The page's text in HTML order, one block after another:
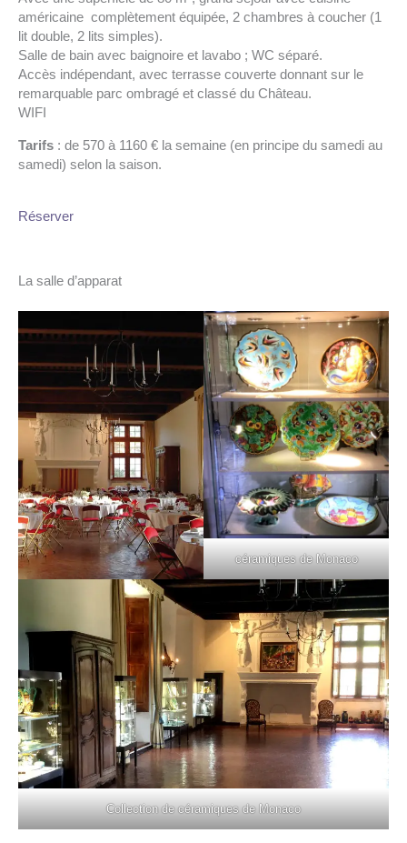
américaine complètement équipée, 2 chambres à coucher (1
lit double, 2 lits simples).
Salle de bain avec baignoire et lavabo ; WC séparé.
Accès indépendant, avec terrasse couverte donnant sur le
remarquable parc ombragé et classé du Château.
WIFI
Tarifs : de 570 à 1160 € la semaine (en principe du samedi au
samedi) selon la saison.
Réserver
La salle d’apparat
céramiques de Monaco
Collection de céramiques de Monaco